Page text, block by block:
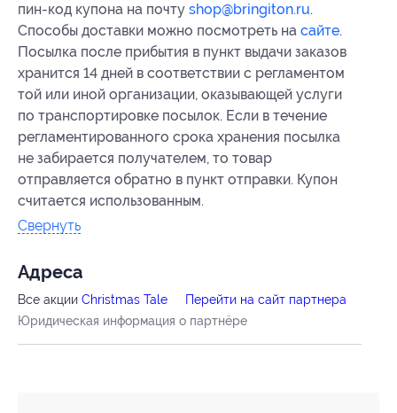
пин-код купона на почту shop@bringiton.ru.
Способы доставки можно посмотреть на сайте.
Посылка после прибытия в пункт выдачи заказов
хранится 14 дней в соответствии с регламентом
той или иной организации, оказывающей услуги
по транспортировке посылок. Если в течение
регламентированного срока хранения посылка
не забирается получателем, то товар
отправляется обратно в пункт отправки. Купон
считается использованным.
Свернуть
Адресa
Все акции Christmas Tale
Перейти на сайт партнера
Юридическая информация о партнёре